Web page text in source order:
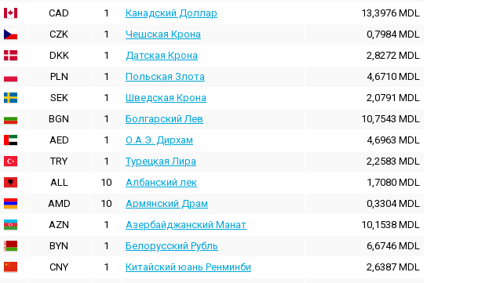
CAD
1 Канадский Доллар 13,3976 MDL
CZK
1 Чешская Крона 0,7984MDL
DKK
1 Датская Крона 2,8272 MDL
PLN
1 Польская Злота 4,6710 MDL
SEK
1 Шведская Крона 2,0791 MDL
BGN
1 Болгарский Лев 10,7543 MDL
AED
1 О.А.Э. Дирхам 4,6963 MDL
TRY
1 Турецкая Лира 2,2583 MDL
ALL
10 Албанский лек 1,7080 MDL
AMD
10 Армянский Драм 0,3304MDL
AZN
1 Азербайджанский Манат 10,1538 MDL
BYN
1 Белорусский Рубль 6,6746 MDL
CNY
1 Китайский юань Ренминби 2,6387 MDL